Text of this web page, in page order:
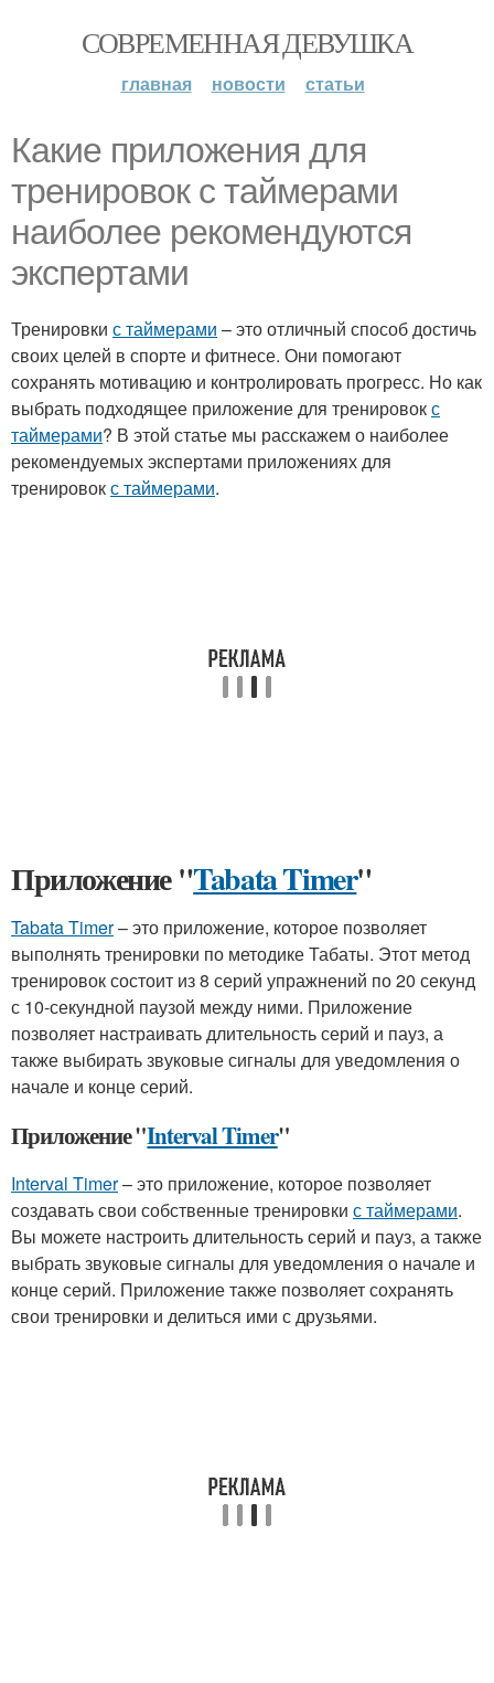
СОВРЕМЕННАЯ ДЕВУШКА
главная новости статьи
Какие приложения для
тренировок с таймерами
наиболее рекомендуются
экспертами
Тренировки с таймерами – это отличный способ достичь
своих целей в спорте и фитнесе. Они помогают
сохранять мотивацию и контролировать прогресс. Но как
выбрать подходящее приложение для тренировокс
таймерами? В этой статье мы расскажем о наиболее
рекомендуемых экспертами приложениях для
тренировокс таймерами.
Приложение "Tabata Timer"
Tabata Timer– это приложение, которое позволяет
выполнять тренировки по методике Табаты. Этот метод
тренировок состоит из 8 серий упражнений по 20 секунд
с 10-секундной паузой между ними. Приложение
позволяет настраивать длительность серий и пауз, а
также выбирать звуковые сигналы для уведомления о
начале и конце серий.
Приложение "Interval Timer"
Interval Timer– это приложение, которое позволяет
создавать свои собственные тренировки с таймерами.
Вы можете настроить длительность серий и пауз, а также
выбрать звуковые сигналы для уведомления о начале и
конце серий. Приложение также позволяет сохранять
свои тренировки и делиться ими с друзьями.